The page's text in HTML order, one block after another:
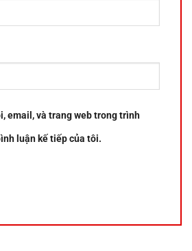
email, và trang web trong trình
luận kế tiếp của tôi.